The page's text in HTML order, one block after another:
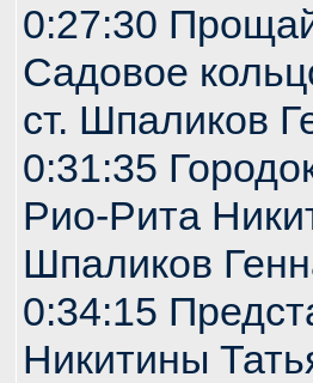
0:27:30
Садовое
ст. Шпаликов
0:31:35
Рио-Рита
Шпаликов
0:34:15
Никитины